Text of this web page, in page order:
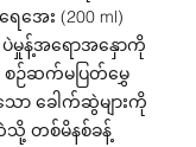
အေး (200 ml)
ပဲမှုန့်အရောအနှောကို
စဉ်ဆက်မပြတ်မွှေ
ော ခေါက်ဆွဲများကို
သို့ တစ်မိနစ်ခန့်